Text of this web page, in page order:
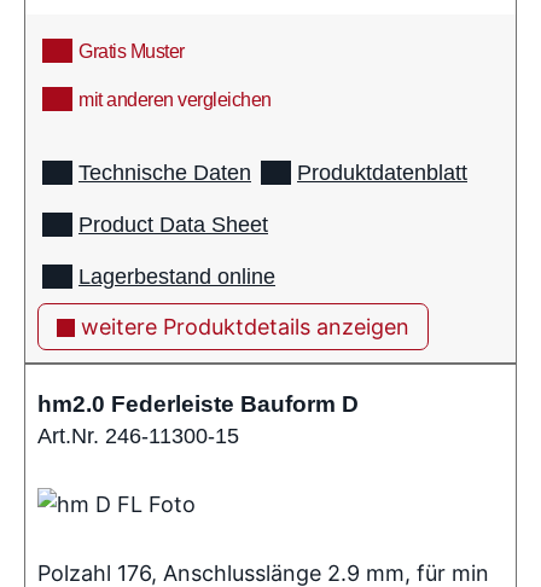
Gratis Muster
mit anderen vergleichen
Technische Daten Produktdatenblatt
Product Data Sheet
Lagerbestand online
weitere Produktdetails anzeigen
hm2.0 Federleiste Bauform D
Art.Nr. 246-11300-15
Polzahl 176, Anschlusslänge 2.9 mm, für min